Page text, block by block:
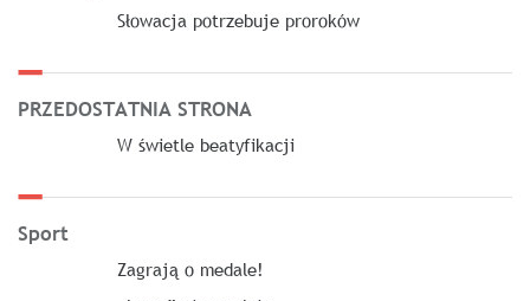
Słowacja potrzebuje proroków
PRZEDOSTATNIA STRONA
W świetle beatyfikacji
Sport
Zagrają o medale!